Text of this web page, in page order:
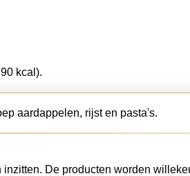
kcal).
aardappelen, rijst en pasta's.
De producten worden